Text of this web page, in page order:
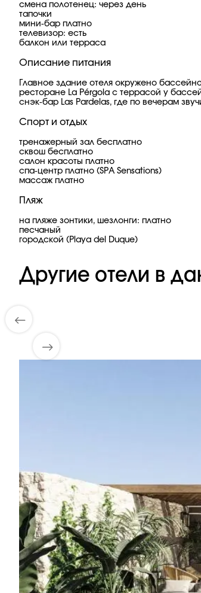
смена полотенец: через день
тапочки
мини-бар платно
телевизор: есть
балкон или терраса
Описание питания
Главное здание отеля окружено
ресторане La Pérgola с террасой у
снэк-бар Las Pardelas, где по вечерам
Спорт и отдых
тренажерный зал бесплатно
сквош бесплатно
салон красоты платно
спа-центр платно (SPA Sensations)
массаж платно
Пляж
на пляже зонтики, шезлонги: платно
песчаный
городской (Playa del Duque)
Другие отели в